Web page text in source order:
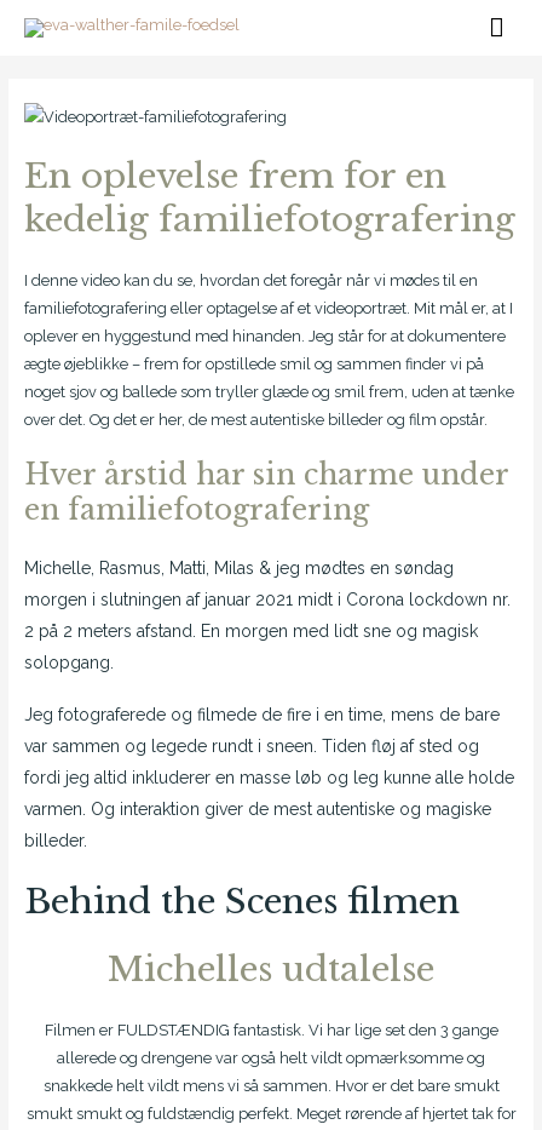
En oplevelse frem for en
kedelig familiefotografering
I denne video kan du se, hvordan det foregår når vi mødes til en
familiefotografering eller optagelse af et videoportræt. Mit mål er, at I
oplever en hyggestund med hinanden. Jeg står for at dokumentere
ægte øjeblikke – frem for opstillede smil og sammen finder vi på
noget sjov og ballede som tryller glæde og smil frem, uden at tænke
over det. Og det er her, de mest autentiske billeder og film opstår.
Hver årstid har sin charme under
en familiefotografering
Michelle, Rasmus, Matti, Milas & jeg mødtes en søndag
morgen i slutningen af januar 2021 midt i Corona lockdown nr.
2 på 2 meters afstand. En morgen med lidt sne og magisk
solopgang.
Jeg fotograferede og filmede de fire i en time, mens de bare
var sammen og legede rundt i sneen. Tiden fløj af sted og
fordi jeg altid inkluderer en masse løb og leg kunne alle holde
varmen. Og interaktion giver de mest autentiske og magiske
billeder.
Behind the Scenes filmen
Michelles udtalelse
Filmen er FULDSTÆNDIG fantastisk. Vi har lige set den 3 gange
allerede og drengene var også helt vildt opmærksomme og
snakkede helt vildt mens vi så sammen. Hvor er det bare smukt
smukt smukt og fuldstændig perfekt. Meget rørende af hjertet tak for